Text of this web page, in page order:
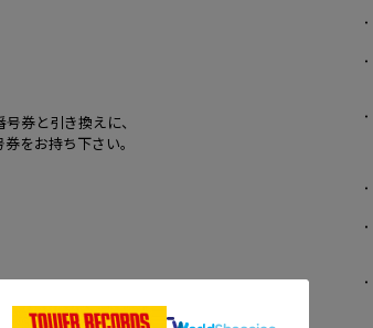
券と引き換えに、
をお持ち下さい。